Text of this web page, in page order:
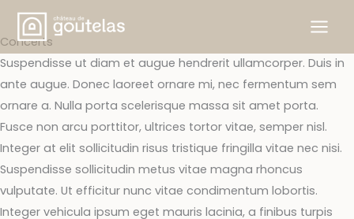
Aller
contenu
Concerts
Suspendisse ut diam et augue hendrerit ullamcorper. Duis in
ante augue. Donec laoreet ornare mi, nec fermentum sem
ornare a. Nulla porta scelerisque massa sit amet porta.
Fusce non arcu porttitor, ultrices tortor vitae, semper nisl.
Integer at elit sollicitudin risus tristique fringilla vitae nec nisi.
Suspendisse sollicitudin metus vitae magna rhoncus
vulputate. Ut efficitur nunc vitae condimentum lobortis.
Integer vehicula ipsum eget mauris lacinia, a finibus turpis